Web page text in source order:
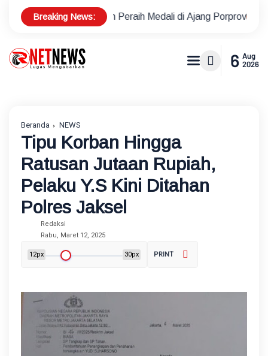
Breaking News:
Peraih Medali di Ajang Porprov Polsek Metro
6 Aug
2026
Beranda NEWS
Tipu Korban Hingga
Ratusan Jutaan Rupiah,
Pelaku Y.S Kini Ditahan
Polres Jaksel
Redaksi
Rabu, Maret 12, 2025
12px 30px PRINT